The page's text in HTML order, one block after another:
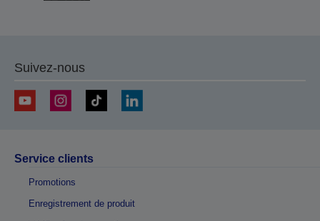
Suivez-nous
Service clients
Promotions
Enregistrement de produit